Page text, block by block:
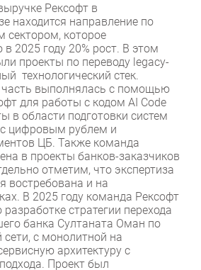
Рексофт в
находится направление по
сектором, которое
2025 году 20% рост. В этом
проекты по переводу legacy-
технологический стек.
выполнялась с помощью
для работы с кодом AI Code
в области подготовки систем
с цифровым рублем и
ЦБ. Также команда
в проекты банков-заказчиков
отметим, что экспертиза
востребована и на
В 2025 году команда Рексофт
стратегии перехода
банка Султаната Оман по
с монолитной на
архитектуру с
Проект был